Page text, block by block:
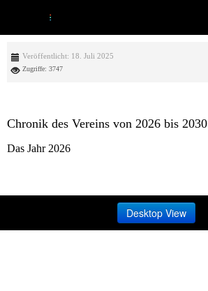
Veröffentlicht: 18. Juli 2025
Zugriffe: 3747
Chronik des Vereins von 2026 bis 2030
Das Jahr 2026
Desktop View